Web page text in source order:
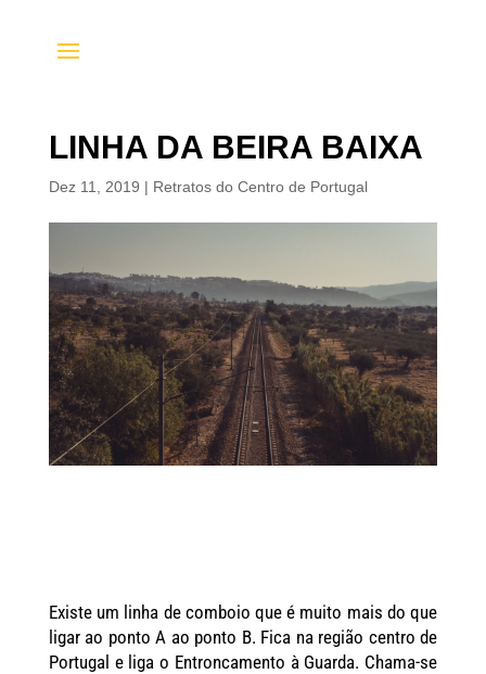
LINHA DA BEIRA BAIXA
Dez 11, 2019 | Retratos do Centro de Portugal
Existe um linha de comboio que é muito mais do que
ligar ao ponto A ao ponto B. Fica na região centro de
Portugal e liga o Entroncamento à Guarda. Chama-se